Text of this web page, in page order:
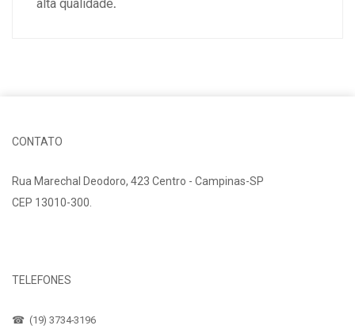
alta qualidade.
CONTATO
Rua Marechal Deodoro, 423 Centro - Campinas-SP
CEP 13010-300.
TELEFONES
☎ (19) 3734-3196